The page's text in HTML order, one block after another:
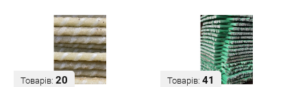
Товарів: 20 Товарів: 41